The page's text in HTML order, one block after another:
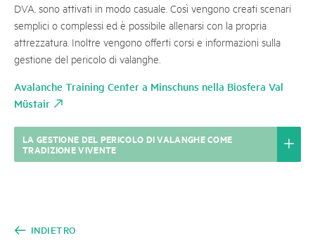
DVA, sono attivati in modo casuale. Così vengono creati scenari
semplici o complessi ed è possibile allenarsi con la propria
attrezzatura. Inoltre vengono offerti corsi e informazioni sulla
gestione del pericolo di valanghe.
Avalanche Training Center a Minschuns nella Biosfera Val
Müstair
LA GESTIONE DEL PERICOLO DI VALANGHE COME
TRADIZIONE VIVENTE
INDIETRO